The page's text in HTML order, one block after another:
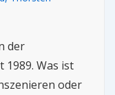
der
Was ist
oder